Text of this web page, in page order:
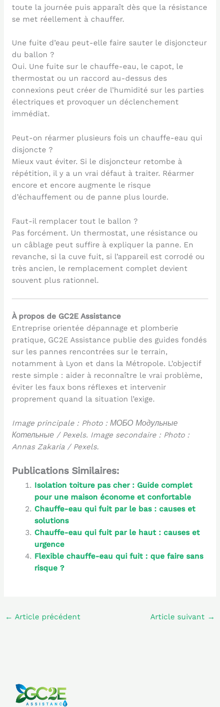
toute la journée puis apparaît dès que la résistance
se met réellement à chauffer.
Une fuite d’eau peut-elle faire sauter le disjoncteur
du ballon ?
Oui. Une fuite sur le chauffe-eau, le capot, le
thermostat ou un raccord au-dessus des
connexions peut créer de l’humidité sur les parties
électriques et provoquer un déclenchement
immédiat.
Peut-on réarmer plusieurs fois un chauffe-eau qui
disjoncte ?
Mieux vaut éviter. Si le disjoncteur retombe à
répétition, il y a un vrai défaut à traiter. Réarmer
encore et encore augmente le risque
d’échauffement ou de panne plus lourde.
Faut-il remplacer tout le ballon ?
Pas forcément. Un thermostat, une résistance ou
un câblage peut suffire à expliquer la panne. En
revanche, si la cuve fuit, si l’appareil est corrodé ou
très ancien, le remplacement complet devient
souvent plus rationnel.
À propos de GC2E Assistance
Entreprise orientée dépannage et plomberie
pratique, GC2E Assistance publie des guides fondés
sur les pannes rencontrées sur le terrain,
notamment à Lyon et dans la Métropole. L’objectif
reste simple : aider à reconnaître le vrai problème,
éviter les faux bons réflexes et intervenir
proprement quand la situation l’exige.
Image principale : Photo : МОБО Модульные
Котельные / Pexels. Image secondaire : Photo :
Annas Zakaria / Pexels.
Publications Similaires:
Isolation toiture pas cher : Guide complet
pour une maison économe et confortable
Chauffe-eau qui fuit par le bas : causes et
solutions
Chauffe-eau qui fuit par le haut : causes et
urgence
Flexible chauffe-eau qui fuit : que faire sans
risque ?
← Article précédent Article suivant →